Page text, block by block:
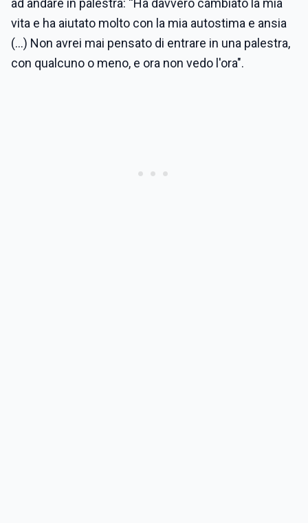
ad andare in palestra: “Ha davvero cambiato la mia
vita e ha aiutato molto con la mia autostima e ansia
(…) Non avrei mai pensato di entrare in una palestra,
con qualcuno o meno, e ora non vedo l'ora".